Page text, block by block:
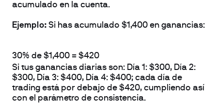
acumulado en la cuenta.
Ejemplo: Si has acumulado $1,400 en ganancias:
30% de $1,400 = $420
Si tus ganancias diarias son: Día 1: $300, Día 2:
$300, Día 3: $400, Día 4: $400; cada día de
trading está por debajo de $420, cumpliendo así
con el parámetro de consistencia.